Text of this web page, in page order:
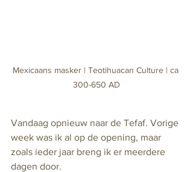
Mexicaans masker | Teotihuacan Culture | ca
300-650 AD
Vandaag opnieuw naar de Tefaf. Vorige
week was ik al op de opening, maar
zoals ieder jaar breng ik er meerdere
dagen door.